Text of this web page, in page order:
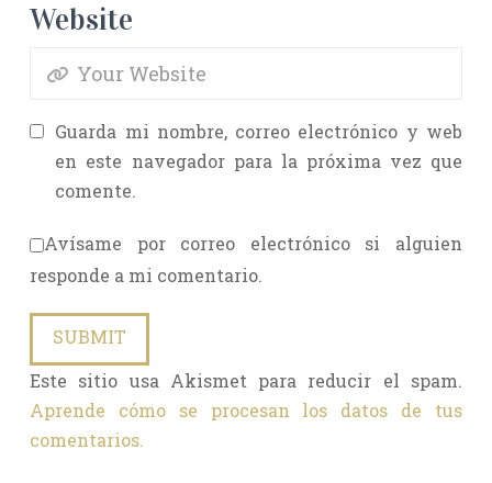
Website
Guarda mi nombre, correo electrónico y web
en este navegador para la próxima vez que
comente.
Avísame por correo electrónico si alguien
responde a mi comentario.
Este sitio usa Akismet para reducir el spam.
Aprende cómo se procesan los datos de tus
comentarios.